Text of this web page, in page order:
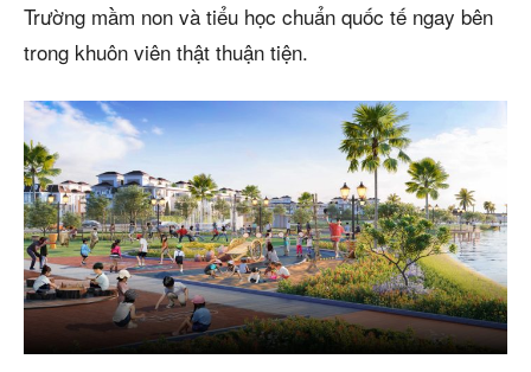
Trường mầm non và tiểu học chuẩn quốc tế ngay bên
trong khuôn viên thật thuận tiện.